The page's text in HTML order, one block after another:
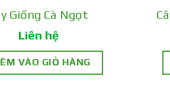
Giống Cà Ngọt
Liên hệ
VÀO GIỎ HÀNG